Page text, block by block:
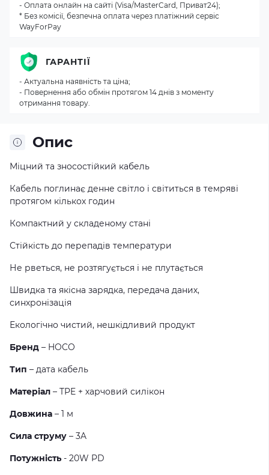
Опис
Міцний та зносостійкий кабель
Кабель поглинає денне світло і світиться в темряві
протягом кількох годин
Компактний у складеному стані
Стійкість до перепадів температури
Не рветься, не розтягується і не плутається
Швидка та якісна зарядка, передача даних,
синхронізація
Екологічно чистий, нешкідливий продукт
Бренд – HOCO
Тип – дата кабель
Матеріал – TPE + харчовий силікон
Довжина – 1 м
Сила струму – 3A
Потужність - 20W PD
- Оплата онлайн на сайті (Visa/MasterCard, Приват24);
* Без комісії, безпечна оплата через платіжний сервіс
WayForPay
ГАРАНТІЇ
- Актуальна наявність та ціна;
- Повернення або обмін протягом 14 днів з моменту
отримання товару.